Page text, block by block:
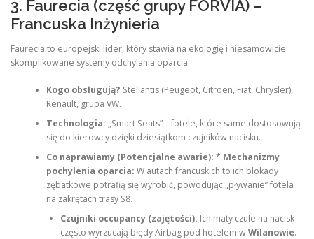
3. Faurecia (część grupy FORVIA) –
Francuska Inżynieria
Faurecia to europejski lider, który stawia na ekologię i niesamowicie
skomplikowane systemy odchylania oparcia.
Kogo obsługują? Stellantis (Peugeot, Citroën, Fiat, Chrysler),
Renault, grupa VW.
Technologia: „Smart Seats” – fotele, które same dostosowują
się do kierowcy dzięki dziesiątkom czujników nacisku.
Co naprawiamy (Potencjalne awarie): * Mechanizmy
pochylenia oparcia: W autach francuskich to ich blokady
zębatkowe potrafią się wyrobić, powodując „pływanie” fotela
na zakrętach trasy S8.
Czujniki occupancy (zajętości): Ich maty czułe na nacisk
często wyrzucają błędy Airbag pod hotelem wWilanowie.